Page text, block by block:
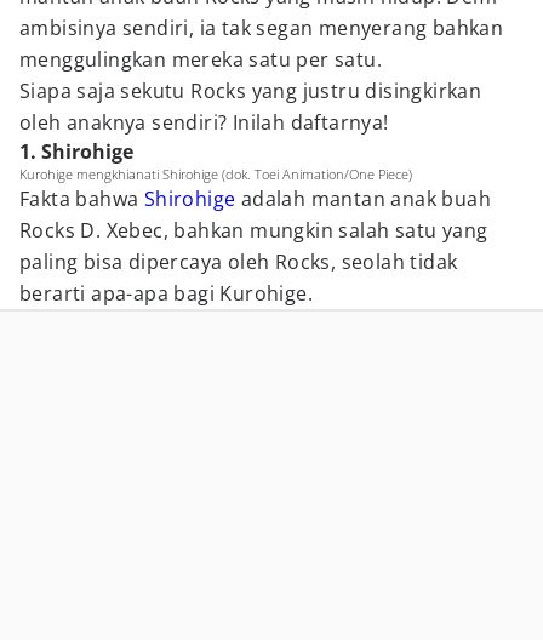
ambisinya sendiri, ia tak segan menyerang bahkan
menggulingkan mereka satu per satu.
Siapa saja sekutu Rocks yang justru disingkirkan
oleh anaknya sendiri? Inilah daftarnya!
1. Shirohige
Kurohige mengkhianati Shirohige (dok. Toei Animation/One Piece)
Fakta bahwa Shirohige adalah mantan anak buah
Rocks D. Xebec, bahkan mungkin salah satu yang
paling bisa dipercaya oleh Rocks, seolah tidak
berarti apa-apa bagi Kurohige.